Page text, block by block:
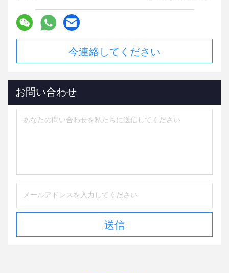
今連絡してください
お問い合わせ
送信